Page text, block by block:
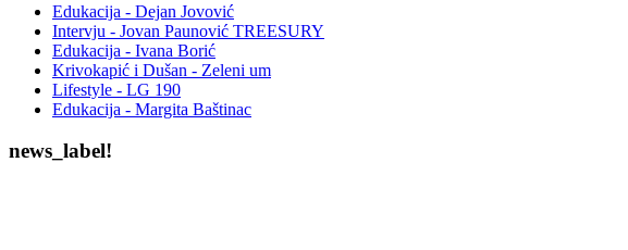
Edukacija - Dejan Jovović
Intervju - Jovan Paunović TREESURY
Edukacija - Ivana Borić
Krivokapić i Dušan - Zeleni um
Lifestyle - LG 190
Edukacija - Margita Baštinac
news_label!